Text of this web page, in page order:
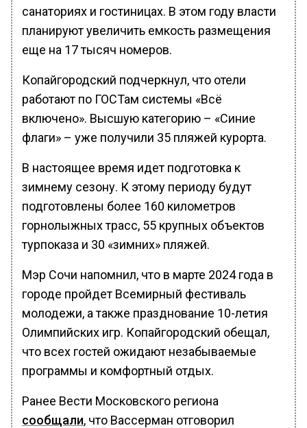
санаториях и гостиницах. В этом году власти
планируют увеличить емкость размещения
еще на 17 тысяч номеров.
Копайгородский подчеркнул, что отели
работают по ГОСТам системы «Всё
включено». Высшую категорию – «Синие
флаги» – уже получили 35 пляжей курорта.
В настоящее время идет подготовка к
зимнему сезону. К этому периоду будут
подготовлены более 160 километров
горнолыжных трасс, 55 крупных объектов
турпоказа и 30 «зимних» пляжей.
Мэр Сочи напомнил, что в марте 2024 года в
городе пройдет Всемирный фестиваль
молодежи, а также празднование 10-летия
Олимпийских игр. Копайгородский обещал,
что всех гостей ожидают незабываемые
программы и комфортный отдых.
Ранее Вести Московского региона
сообщали, что Вассерман отговорил